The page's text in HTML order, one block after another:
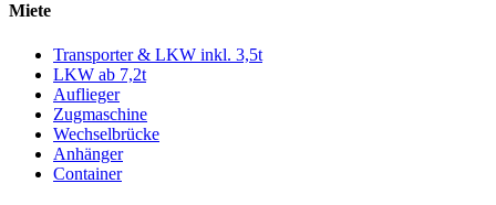
Miete
Transporter & LKW inkl. 3,5t
LKW ab 7,2t
Auflieger
Zugmaschine
Wechselbrücke
Anhänger
Container